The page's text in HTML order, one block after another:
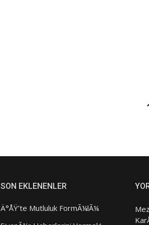
SON EKLENENLER
Ä°ÅŸ’te Mutluluk FormÃ¼lÃ¼